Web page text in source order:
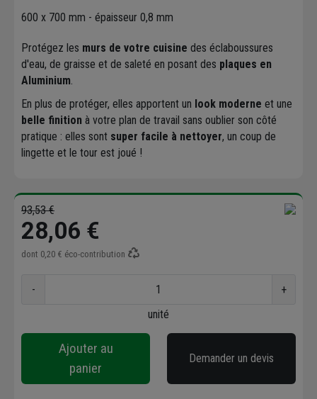
600 x 700 mm - épaisseur 0,8 mm
Protégez les murs de votre cuisine des éclaboussures
d'eau, de graisse et de saleté en posant des plaques en
Aluminium.
En plus de protéger, elles apportent un look moderne et une
belle finition à votre plan de travail sans oublier son côté
pratique : elles sont super facile à nettoyer, un coup de
lingette et le tour est joué !
93,53 €
28,06 €
dont 0,20 € éco-contribution
-
+
unité
Ajouter au
panier
Demander un devis